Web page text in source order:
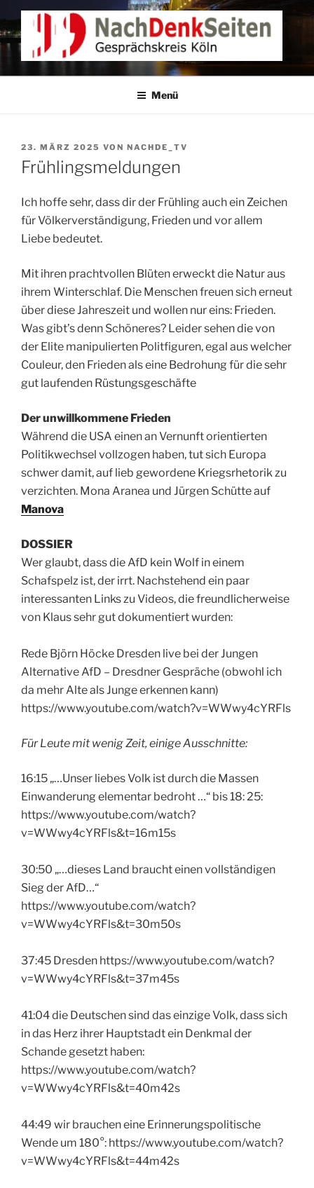
Zum
springen
NACHDENKEN IN KÖLN
Gesprächskreis Köln
Menü
VERÖFFENTLICHT
AM
23. MÄRZ 2025 VON NACHDE_TV
Frühlingsmeldungen
Ich hoffe sehr, dass dir der Frühling auch ein Zeichen
für Völkerverständigung, Frieden und vor allem
Liebe bedeutet.
Mit ihren prachtvollen Blüten erweckt die Natur aus
ihrem Winterschlaf. Die Menschen freuen sich erneut
über diese Jahreszeit und wollen nur eins: Frieden.
Was gibt’s denn Schöneres? Leider sehen die von
der Elite manipulierten Politfiguren, egal aus welcher
Couleur, den Frieden als eine Bedrohung für die sehr
gut laufenden Rüstungsgeschäfte
Der unwillkommene Frieden
Während die USA einen an Vernunft orientierten
Politikwechsel vollzogen haben, tut sich Europa
schwer damit, auf lieb gewordene Kriegsrhetorik zu
verzichten. Mona Aranea und Jürgen Schütte auf
Manova
DOSSIER
Wer glaubt, dass die AfD kein Wolf in einem
Schafspelz ist, der irrt. Nachstehend ein paar
interessanten Links zu Videos, die freundlicherweise
von Klaus sehr gut dokumentiert wurden:
Rede Björn Höcke Dresden live bei der Jungen
Alternative AfD – Dresdner Gespräche (obwohl ich
da mehr Alte als Junge erkennen kann)
https://www.youtube.com/watch?v=WWwy4cYRFls
Für Leute mit wenig Zeit, einige Ausschnitte:
16:15 „…Unser liebes Volk ist durch die Massen
Einwanderung elementar bedroht …“ bis 18: 25:
https://www.youtube.com/watch?
v=WWwy4cYRFls&t=16m15s
30:50 „…dieses Land braucht einen vollständigen
Sieg der AfD…“
https://www.youtube.com/watch?
v=WWwy4cYRFls&t=30m50s
37:45 Dresden https://www.youtube.com/watch?
v=WWwy4cYRFls&t=37m45s
41:04 die Deutschen sind das einzige Volk, dass sich
in das Herz ihrer Hauptstadt ein Denkmal der
Schande gesetzt haben:
https://www.youtube.com/watch?
v=WWwy4cYRFls&t=40m42s
44:49 wir brauchen eine Erinnerungspolitische
Wende um 180°: https://www.youtube.com/watch?
v=WWwy4cYRFls&t=44m42s